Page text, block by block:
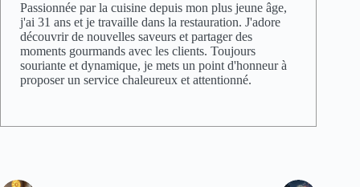
Passionnée par la cuisine depuis mon plus jeune âge,
j'ai 31 ans et je travaille dans la restauration. J'adore
découvrir de nouvelles saveurs et partager des
moments gourmands avec les clients. Toujours
souriante et dynamique, je mets un point d'honneur à
proposer un service chaleureux et attentionné.